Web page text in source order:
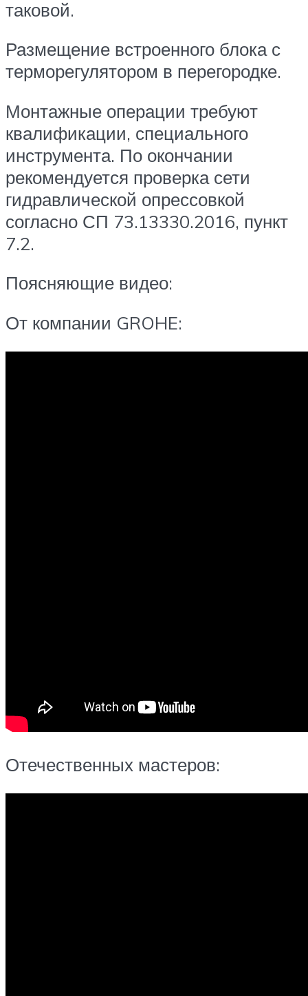
таковой.
Размещение встроенного блока с
терморегулятором в перегородке.
Монтажные операции требуют
квалификации, специального
инструмента. По окончании
рекомендуется проверка сети
гидравлической опрессовкой
согласно СП 73.13330.2016, пункт
7.2.
Поясняющие видео:
От компании GROHE:
Отечественных мастеров: